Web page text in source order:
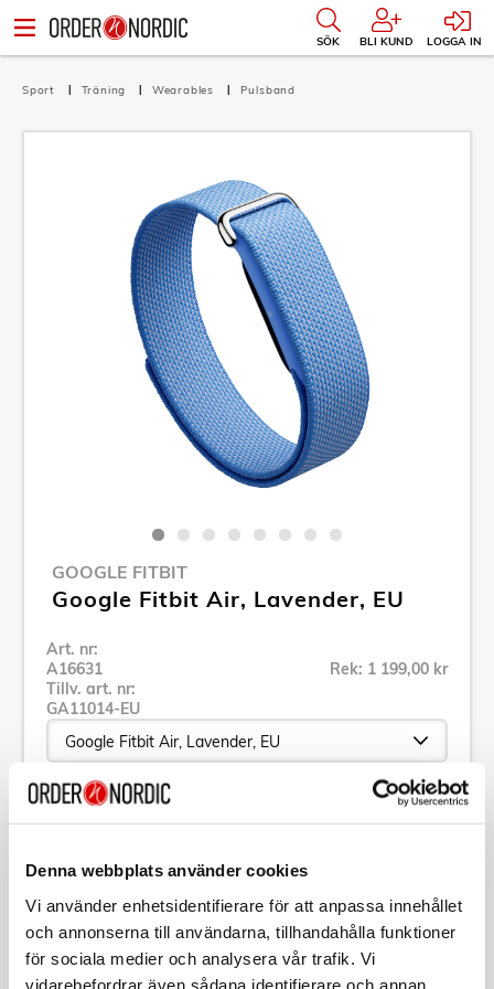
Denna webbplats använder cookies
Vi använder enhetsidentifierare för att anpassa innehållet
och annonserna till användarna, tillhandahålla funktioner
för sociala medier och analysera vår trafik. Vi
vidarebefordrar även sådana identifierare och annan
SÖK BLI KUND LOGGA IN
Sport Träning Wearables Pulsband
GOOGLE FITBIT
Google Fitbit Air, Lavender, EU
Art. nr:
A16631
Tillv. art. nr:
GA11014-EU
Rek: 1 199,00 kr
Se alla produkter inom Google Fitbit
Beskrivning